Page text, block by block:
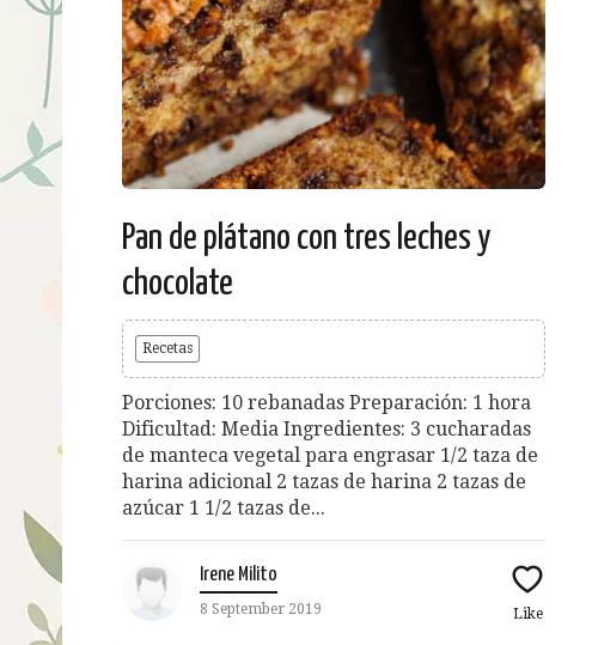
Pan de plátano con tres leches y
chocolate
Recetas
Porciones: 10 rebanadas Preparación: 1 hora
Dificultad: Media Ingredientes: 3 cucharadas
de manteca vegetal para engrasar 1/2 taza de
harina adicional 2 tazas de harina 2 tazas de
azúcar 1 1/2 tazas de...
Irene Milito
8 September 2019 Like